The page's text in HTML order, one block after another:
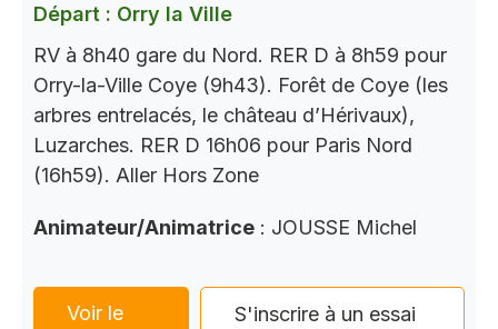
Départ : Orry la Ville
RV à 8h40 gare du Nord. RER D à 8h59 pour
Orry-la-Ville Coye (9h43). Forêt de Coye (les
arbres entrelacés, le château d’Hérivaux),
Luzarches. RER D 16h06 pour Paris Nord
(16h59). Aller Hors Zone
Animateur/Animatrice : JOUSSE Michel
Voir le
S'inscrire à un essai